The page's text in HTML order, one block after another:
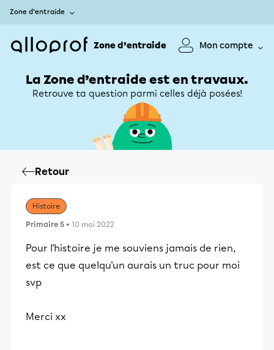
Zone d’entraide
Zone d’entraide Mon compte
La Zone d’entraide est en travaux.
Retrouve ta question parmi celles déjà posées!
Retour
Histoire
Primaire 5 • 10 mai 2022
Pour l'histoire je me souviens jamais de rien,
est ce que quelqu'un aurais un truc pour moi
svp
Merci xx